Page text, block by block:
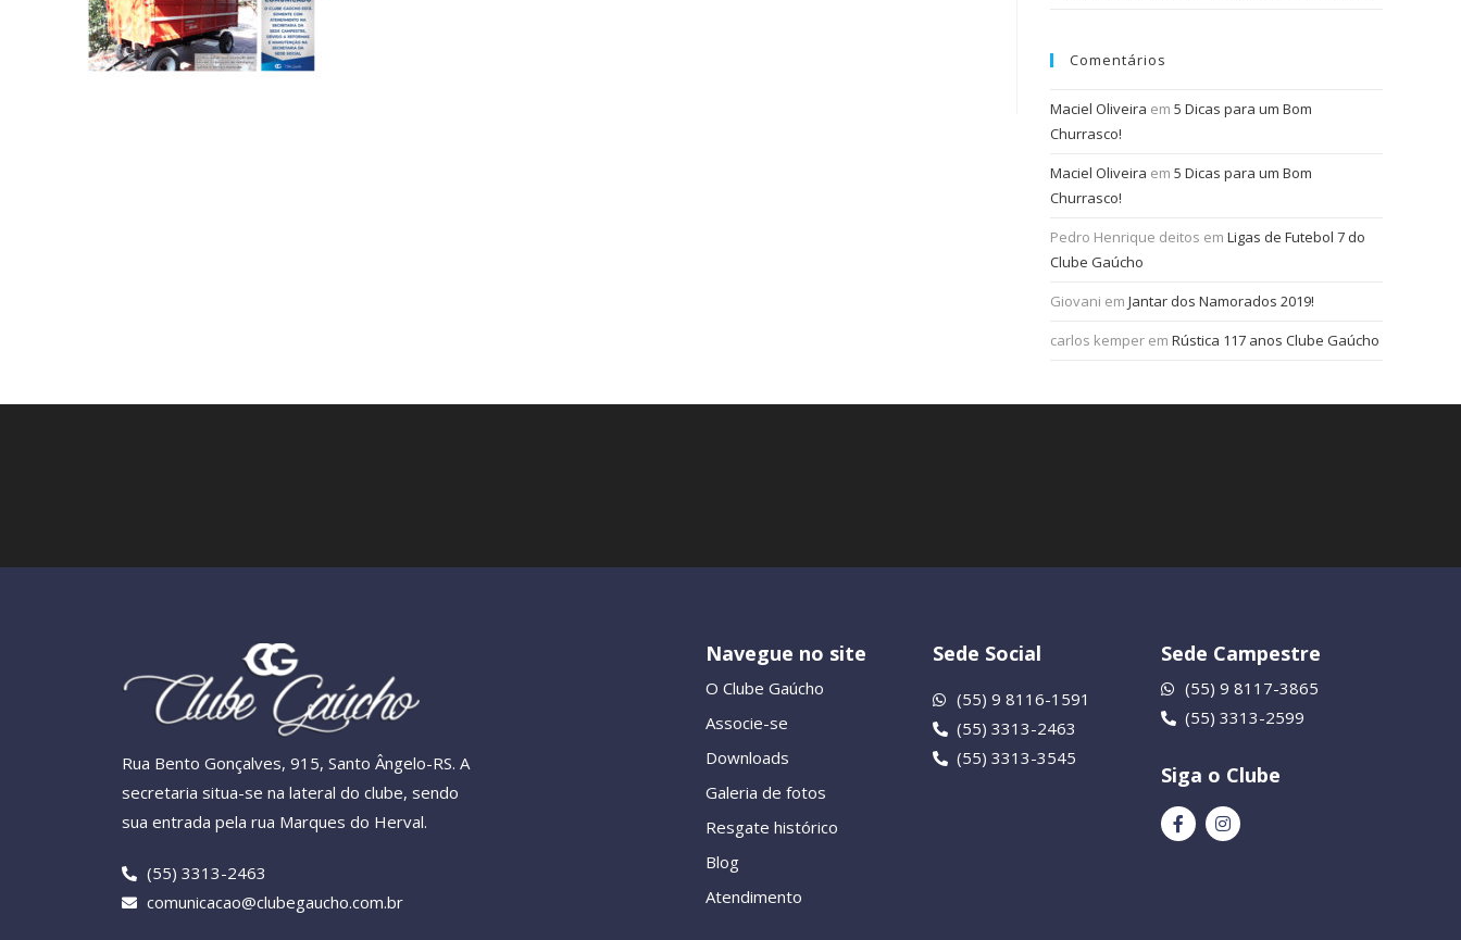
Comentários
Maciel Oliveira em 5 Dicas para um Bom
Churrasco!
Maciel Oliveira em 5 Dicas para um Bom
Churrasco!
Pedro Henrique deitos em Ligas de Futebol 7 do
Clube Gaúcho
Giovani em Jantar dos Namorados 2019!
carlos kemper em Rústica 117 anos Clube Gaúcho
Rua Bento Gonçalves, 915, Santo Ângelo-RS. A
secretaria situa-se na lateral do clube, sendo
sua entrada pela rua Marques do Herval.
(55) 3313-2463
comunicacao@clubegaucho.com.br
Navegue no site
O Clube Gaúcho
Associe-se
Downloads
Galeria de fotos
Resgate histórico
Blog
Atendimento
Sede Social
(55) 9 8116-1591
(55) 3313-2463
(55) 3313-3545
Sede Campestre
(55) 9 8117-3865
(55) 3313-2599
Siga o Clube